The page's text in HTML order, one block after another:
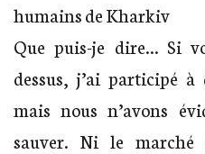
humains de Kharkiv
Que puis-je dire… Si
dessus, j’ai participé à
mais nous n’avons
sauver. Ni le